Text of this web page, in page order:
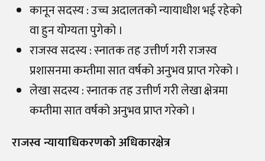
कानून सदस्य : उच्च अदालतको न्यायाधीश भई रहेको
वा हुन योग्यता पुगेको ।
राजस्व सदस्य : स्नातक तह उत्तीर्ण गरी राजस्व
प्रशासनमा कम्तीमा सात वर्षको अनुभव प्राप्त गरेको ।
लेखा सदस्य : स्नातक तह उत्तीर्ण गरी लेखा क्षेत्रमा
कम्तीमा सात वर्षको अनुभव प्राप्त गरेको ।
राजस्व न्यायाधिकरणको अधिकारक्षेत्र